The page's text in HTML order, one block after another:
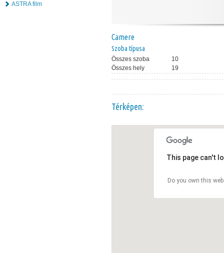
ASTRA film
Camere
Szoba típusa
Összes szoba
10
Összes hely
19
Térképen:
This page can't
Do you own this